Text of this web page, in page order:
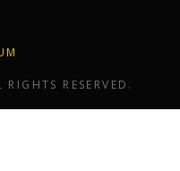
RESERVED.